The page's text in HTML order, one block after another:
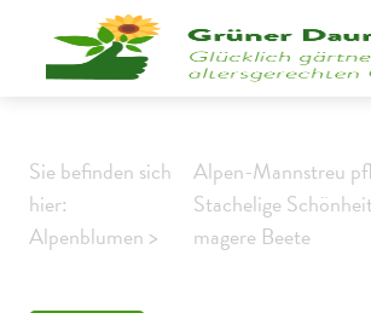
Sie befinden sich
hier:
Alpenblumen >
Alpen-Mannstreu
Stachelige
magere Beete